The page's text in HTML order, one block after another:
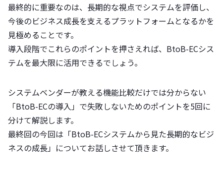
最終的に重要なのは、長期的な視点でシステムを評価し、
今後のビジネス成長を支えるプラットフォームとなるかを
見極めることです。
導入段階でこれらのポイントを押さえれば、BtoB-ECシス
テムを最大限に活用できるでしょう。
システムベンダーが教える機能比較だけでは分からない
「BtoB-ECの導入」で失敗しないためのポイントを5回に
分けて解説します。
最終回の今回は「BtoB-ECシステムから見た長期的なビジ
ネスの成長」についてお話しさせて頂きます。